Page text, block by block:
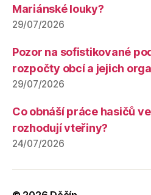
Mariánské louky?
29/07/2026
Pozor na sofistikované
rozpočty obcí a jejich
29/07/2026
Co obnáší práce hasičů
rozhodují vteřiny?
24/07/2026